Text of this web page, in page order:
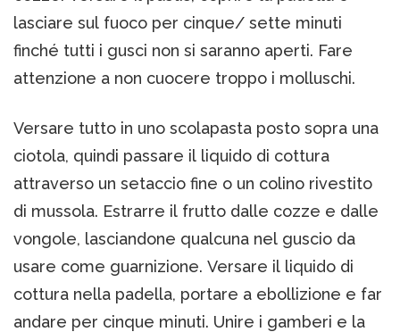
lasciare sul fuoco per cinque/ sette minuti
finché tutti i gusci non si saranno aperti. Fare
attenzione a non cuocere troppo i molluschi.
Versare tutto in uno scolapasta posto sopra una
ciotola, quindi passare il liquido di cottura
attraverso un setaccio fine o un colino rivestito
di mussola. Estrarre il frutto dalle cozze e dalle
vongole, lasciandone qualcuna nel guscio da
usare come guarnizione. Versare il liquido di
cottura nella padella, portare a ebollizione e far
andare per cinque minuti. Unire i gamberi e la